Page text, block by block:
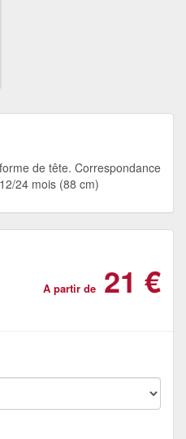
de tête. Correspondance
24 mois (88 cm)
A partir de 21 €